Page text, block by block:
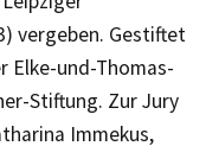
vergeben. Gestiftet
Elke-und-Thomas-
Stiftung. Zur Jury
Immekus,